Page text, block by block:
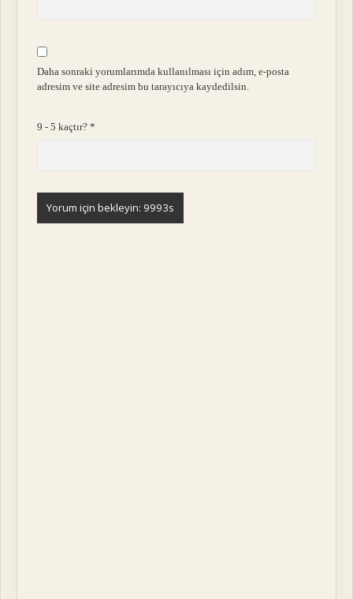
Daha sonraki yorumlarımda kullanılması için adım, e-posta
adresim ve site adresim bu tarayıcıya kaydedilsin.
9 - 5 kaçtır?*